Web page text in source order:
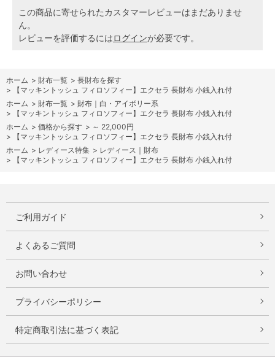
この商品に寄せられたカスタマーレビューはまだありませ
ん。
レビューを評価するにはログインが必要です。
ホーム > 財布一覧 > 長財布を探す
>
【マッキントッシュ フィロソフィー】エクセラ 長財布 小銭入れ付
ホーム > 財布一覧 > 財布｜白・アイボリー系
>
【マッキントッシュ フィロソフィー】エクセラ 長財布 小銭入れ付
ホーム > 価格から探す > ～ 22,000円
>
【マッキントッシュ フィロソフィー】エクセラ 長財布 小銭入れ付
ホーム > レディース特集 > レディース｜財布
>
【マッキントッシュ フィロソフィー】エクセラ 長財布 小銭入れ付
ご利用ガイド
よくあるご質問
お問い合わせ
プライバシーポリシー
特定商取引法に基づく表記